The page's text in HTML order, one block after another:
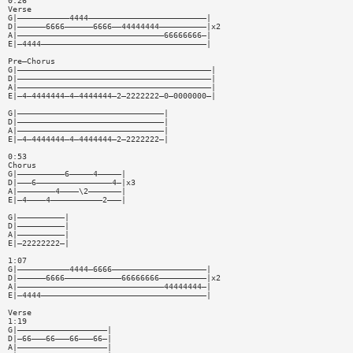
Verse
G|———————————4444—————————————————————————|
D|——————6666——————6666——44444444——————————|x2
A|———————————————————————————————66666666—|
E|—4444———————————————————————————————————|
Pre—Chorus
G|—————————————————————————————————————————|
D|—————————————————————————————————————————|
A|—————————————————————————————————————————|
E|—4—4444444—4—4444444—2—2222222—0—0000000—|
G|———————————————————————————————|
D|———————————————————————————————|
A|———————————————————————————————|
E|—4—4444444—4—4444444—2—2222222—|
0:53
Chorus
G|——————————6—————4—————|
D|———6————————————————4—|x3
A|————————4————\2———————|
E|—4————4———————————2———|
G|——————————|
D|——————————|
A|——————————|
E|—22222222—|
1:07
G|———————————4444—6666————————————————————|
D|——————6666————————————66666666——————————|x2
A|———————————————————————————————44444444—|
E|—4444———————————————————————————————————|
Verse
1:19
G|———————————————————|
D|—66———66———66———66—|
A|———————————————————|